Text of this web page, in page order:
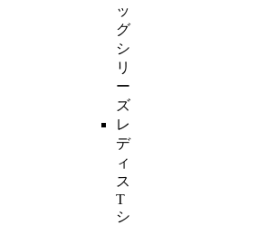
ッ
グ
シ
リ
ー
ズ
レ
デ
ィ
ス
T
シ